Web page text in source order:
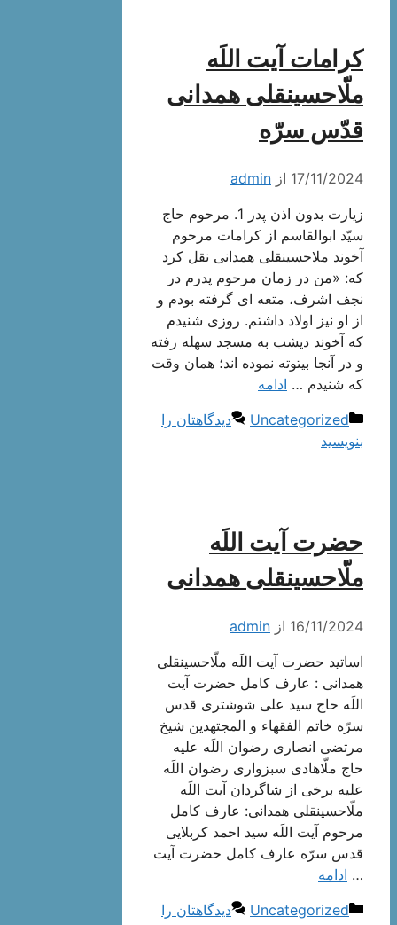
کرامات آیت اللَه
ملّاحسینقلی همدانی
قدّس سرّه
17/11/2024 از admin
زیارت بدون اذن پدر 1. مرحوم حاج
سيّد ابوالقاسم از كرامات مرحوم
آخوند ملاحسينقلى همدانى نقل كرد
كه: «من در زمان مرحوم پدرم در
نجف اشرف، متعه‏ اى گرفته بودم و
از او نيز اولاد داشتم. روزى شنيدم
كه آخوند ديشب به مسجد سهله رفته
و در آنجا بيتوته نموده‏ اند؛ همان وقت
كه شنيدم … ادامه
دسته‌ها
Uncategorized
دیدگاهتان را
بنویسید
حضرت آیت اللَه
ملّاحسینقلی همدانی
16/11/2024 از admin
اساتید حضرت آیت اللَه ملّاحسینقلی
همدانی : عارف کامل حضرت آیت
اللَه حاج سید علی شوشتری قدس
سرّه خاتم الفقهاء و المجتهدین شیخ
مرتضی انصاری رضوان اللَه علیه
حاج ملّاهادی سبزواری رضوان اللَه
علیه برخی از شاگردان آیت اللَه
ملّاحسینقلی همدانی: عارف کامل
مرحوم آیت اللَه سيد احمد كربلايى
قدس سرّه عارف کامل حضرت آیت
… ادامه
دسته‌ها
Uncategorized
دیدگاهتان را